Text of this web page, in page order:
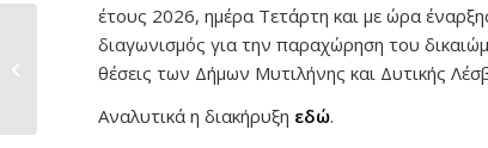
έτους 2026, ημέρα Τετάρτη και με ώρα
διαγωνισμός για την παραχώρηση του
θέσεις των Δήμων Μυτιλήνης και Δυτικής
Αναλυτικά η διακήρυξη εδώ.
Αυτοψία Δημάρχου
Μυτιλήνης, Παναγιώτη